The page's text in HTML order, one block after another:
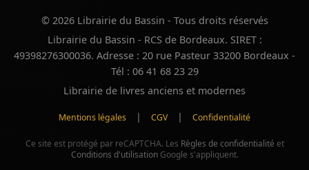
© 2026 Librairie du Bassin - Tous droits réservés
Librairie du Bassin - RCS de Bordeaux. SIRET :
49398276300036. Adresse : 20 rue Pasteur 33200 Bordeaux -
Tél : 06 41 68 23 29
Librairie de livres anciens et modernes
Mentions légales | CGV | Confidentialité
Ce site est protégé par reCAPTCHA. Les Règles de confidentialité et
Conditions d'utilisationGoogle s'appliquent.